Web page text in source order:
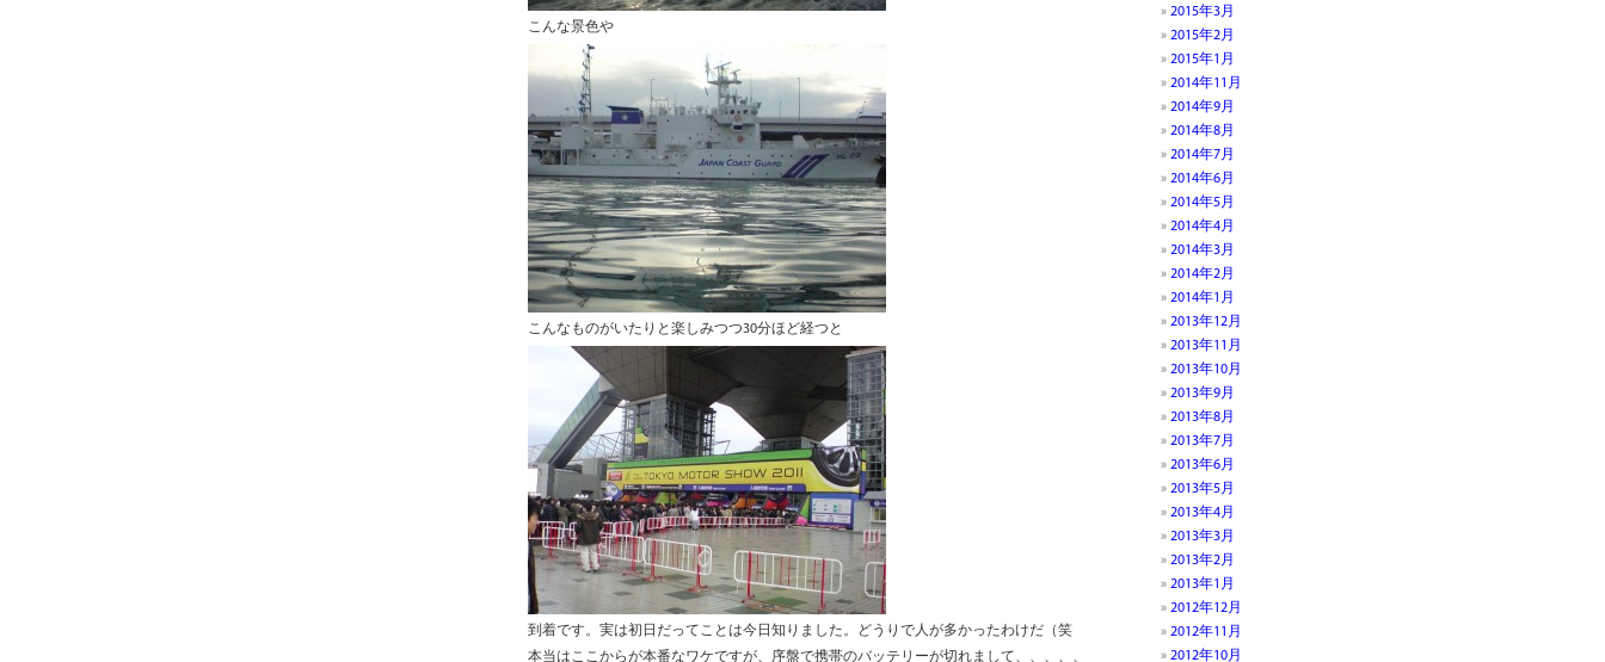
こんな景色や
こんなものがいたりと楽しみつつ30分ほど経つと
到着です。実は初日だってことは今日知りました。どうりで人が多かったわけだ（笑
本当はここからが本番なワケですが、序盤で携帯のバッテリーが切れまして、、、、、
2015年3月
2015年2月
2015年1月
2014年11月
2014年9月
2014年8月
2014年7月
2014年6月
2014年5月
2014年4月
2014年3月
2014年2月
2014年1月
2013年12月
2013年11月
2013年10月
2013年9月
2013年8月
2013年7月
2013年6月
2013年5月
2013年4月
2013年3月
2013年2月
2013年1月
2012年12月
2012年11月
2012年10月